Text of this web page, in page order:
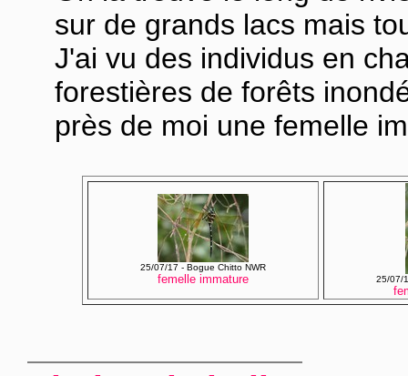
sur de grands lacs mais
J'ai vu des individus en
forestières de forêts
près de moi une femelle
25/07/17 - Bogue Chitto NWR
femelle immature 25/07/